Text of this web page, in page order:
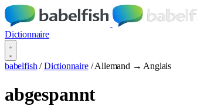
Dictionnaire
babelfish / Dictionnaire / Allemand → Anglais
abgespannt